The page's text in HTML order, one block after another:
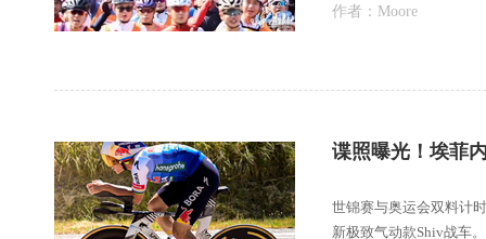
作者： Moore
谍照曝光！埃菲
世锦赛与奥运会双料计
新极致气动款Shiv战车